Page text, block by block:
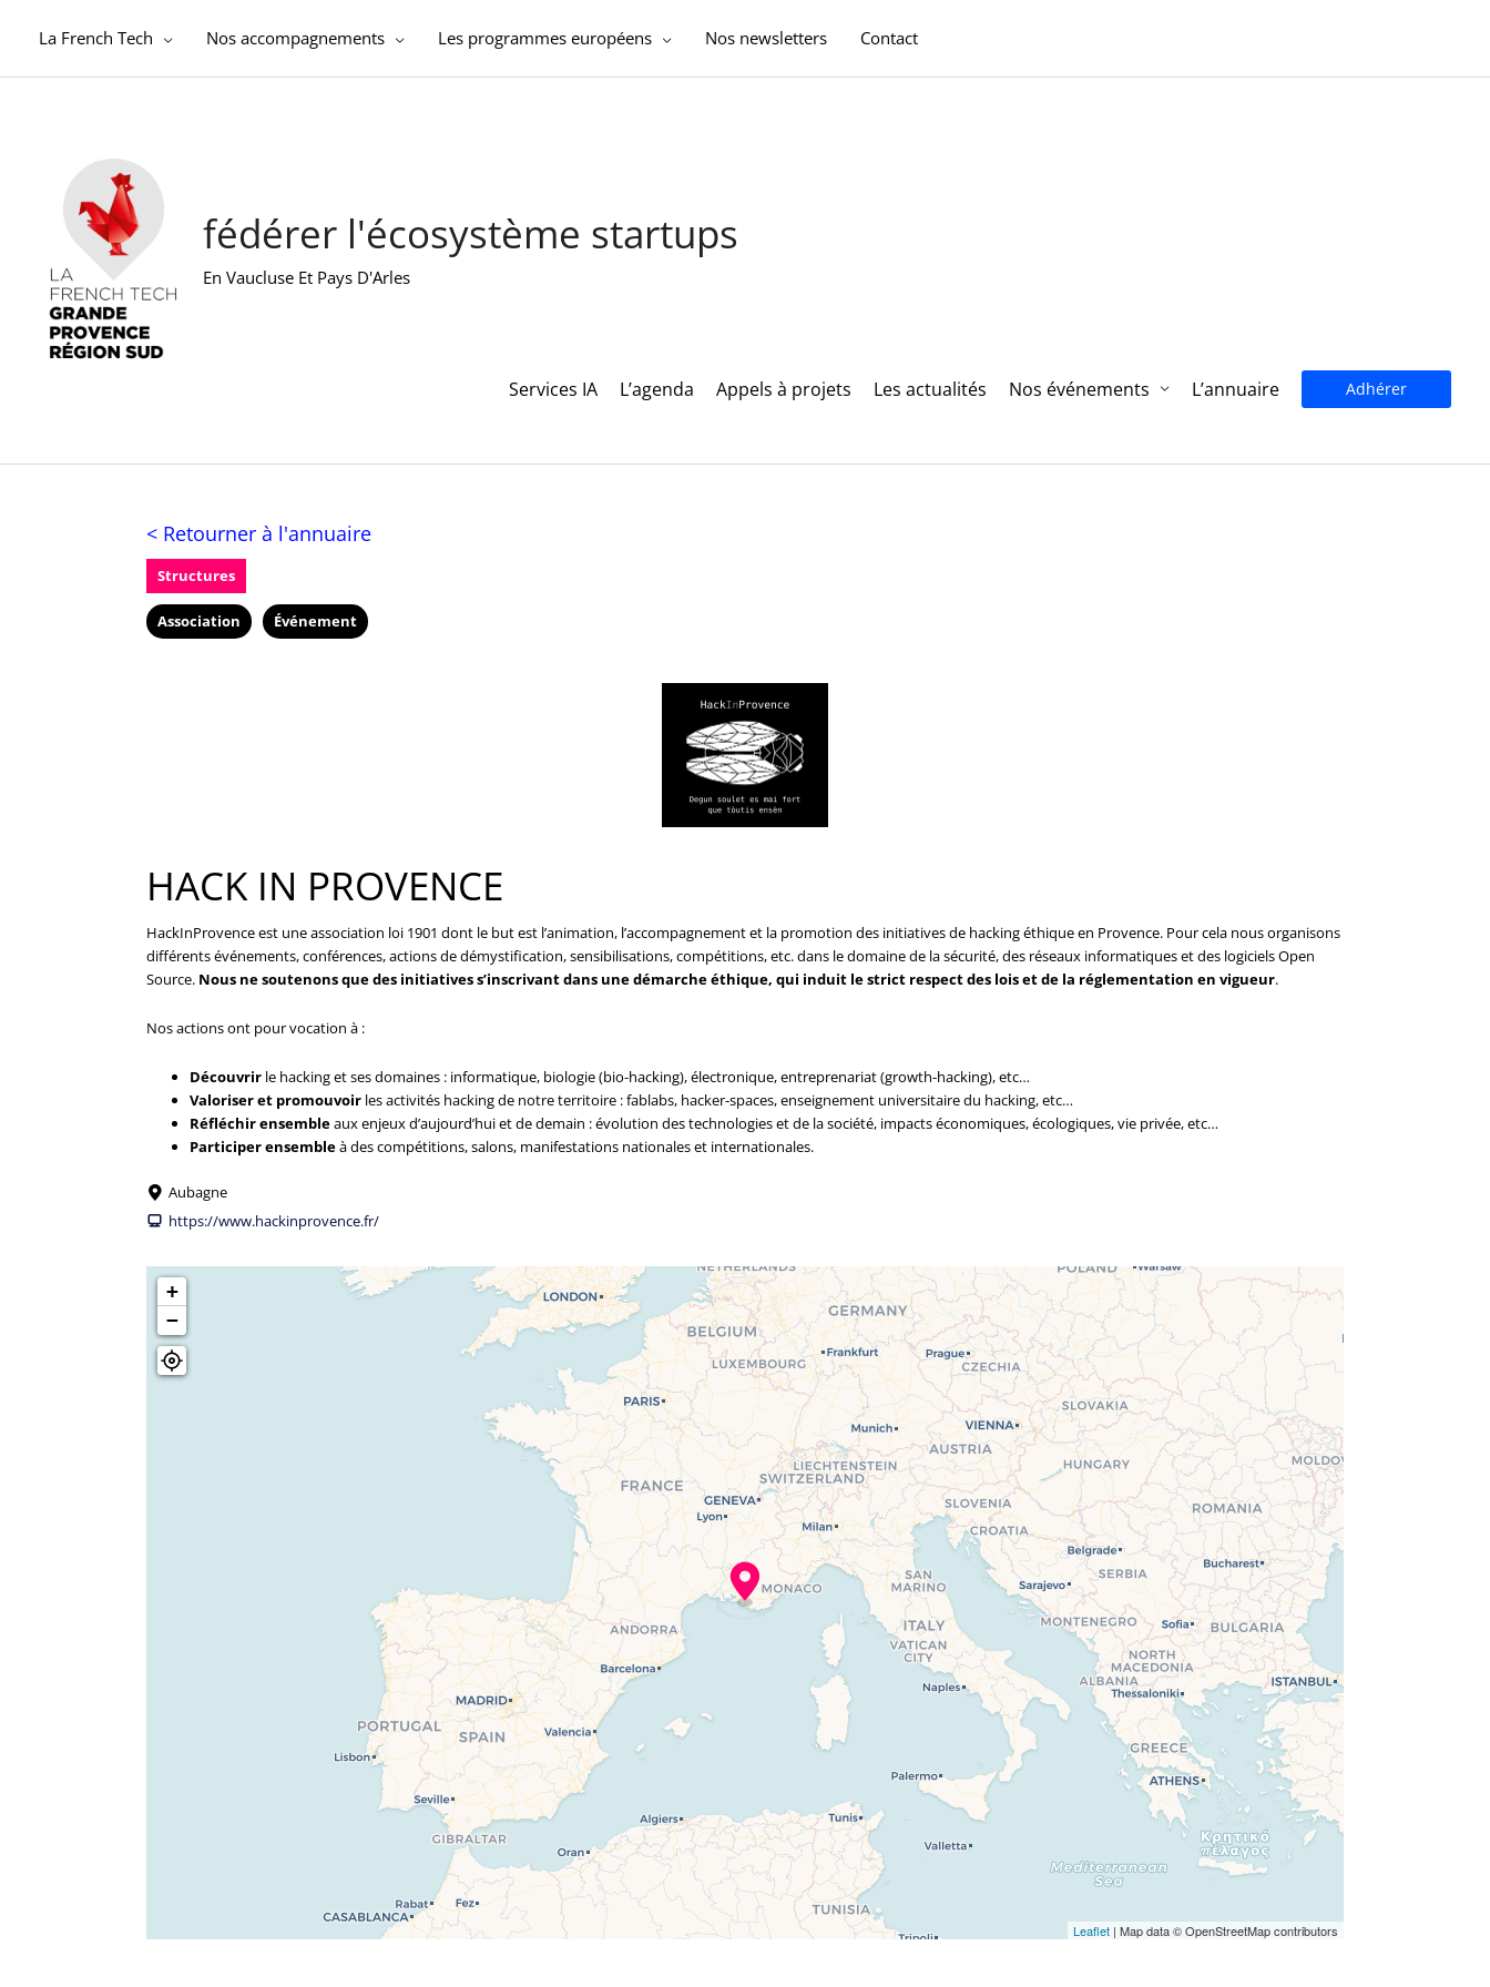
La French Tech Nos accompagnements Les programmes européens Nos newsletters Contact
fédérer l'écosystème startups
En Vaucluse Et Pays D'Arles
Services IA L’agenda Appels à projets Les actualités Nos événements L’annuaire Adhérer
< Retourner à l'annuaire
Structures
Association Événement
HACK IN PROVENCE
HackInProvence est une association loi 1901 dont le but est l’animation, l’accompagnement et la promotion des initiatives de hacking éthique en Provence. Pour cela nous organisons
différents événements, conférences, actions de démystification, sensibilisations, compétitions, etc. dans le domaine de la sécurité, des réseaux informatiques et des logiciels Open
Source. Nous ne soutenons que des initiativess’inscrivant dans une démarche éthique, qui induit le strict respect des lois et de la réglementation en vigueur.
Nos actions ont pour vocation à :
Découvrir le hacking et ses domaines : informatique, biologie (bio-hacking), électronique, entreprenariat (growth-hacking), etc…
Valoriser et promouvoir les activités hacking de notre territoire : fablabs, hacker-spaces, enseignement universitaire du hacking, etc…
Réfléchir ensembleaux enjeux d’aujourd’hui et de demain : évolution des technologies et de la société, impacts économiques, écologiques, vie privée, etc…
Participer ensembleà des compétitions, salons, manifestations nationales et internationales.
Aubagne
https://www.hackinprovence.fr/
+
−
Leaflet | Map data © OpenStreetMap contributors